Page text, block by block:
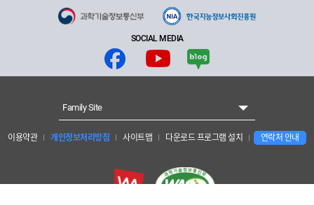
SOCIAL MEDIA
이용약관 개인정보처리방침 사이트맵 다운로드 프로그램 설치 연락처 안내
Family Site